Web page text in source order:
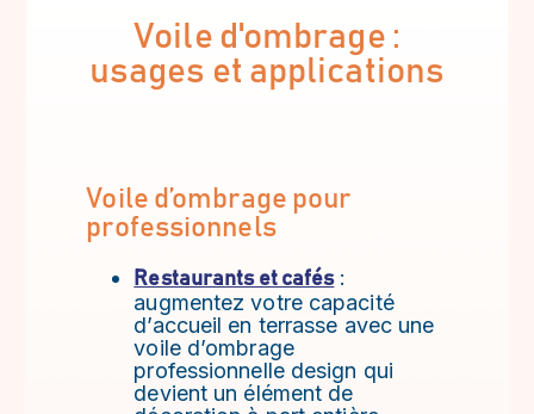
Voile d'ombrage :
usages et applications
Voile d’ombrage pour
professionnels
Restaurants et cafés:
augmentez votre capacité
d’accueil en terrasse avec une
voile d’ombrage
professionnelle design qui
devient un élément de